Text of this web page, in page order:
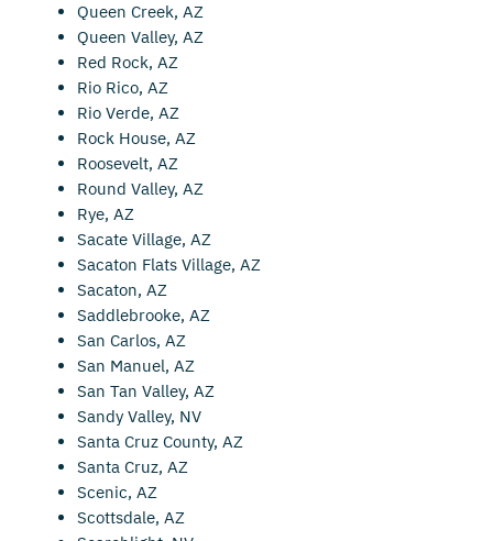
Queen Creek, AZ
Queen Valley, AZ
Red Rock, AZ
Rio Rico, AZ
Rio Verde, AZ
Rock House, AZ
Roosevelt, AZ
Round Valley, AZ
Rye, AZ
Sacate Village, AZ
Sacaton Flats Village, AZ
Sacaton, AZ
Saddlebrooke, AZ
San Carlos, AZ
San Manuel, AZ
San Tan Valley, AZ
Sandy Valley, NV
Santa Cruz County, AZ
Santa Cruz, AZ
Scenic, AZ
Scottsdale, AZ